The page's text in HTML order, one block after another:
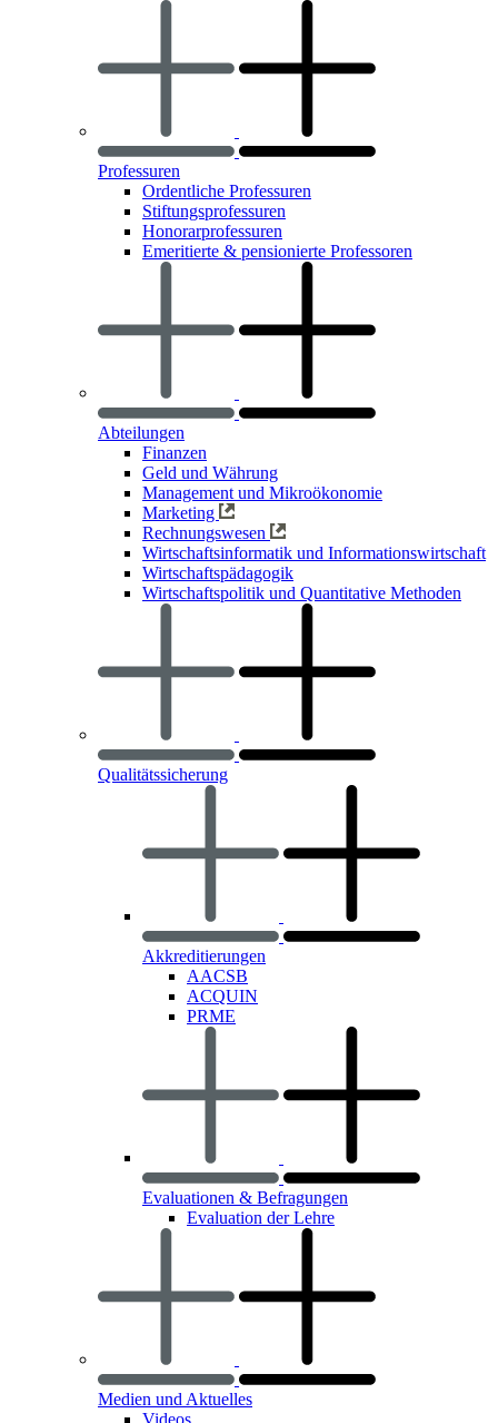
Professuren
Ordentliche Professuren
Stiftungsprofessuren
Honorarprofessuren
Emeritierte & pensionierte Professoren
Abteilungen
Finanzen
Geld und Währung
Management und Mikroökonomie
Marketing
Rechnungswesen
Wirtschaftsinformatik und Informationswirtschaft
Wirtschaftspädagogik
Wirtschaftspolitik und Quantitative Methoden
Qualitätssicherung
Akkreditierungen
AACSB
ACQUIN
PRME
Evaluationen & Befragungen
Evaluation der Lehre
Medien und Aktuelles
Videos